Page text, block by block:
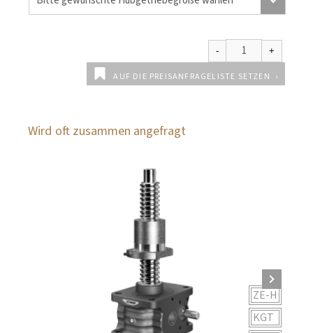
AUF DIE PREISANFRAGELISTE SETZEN
Wird oft zusammen angefragt
ZE-H
KGT